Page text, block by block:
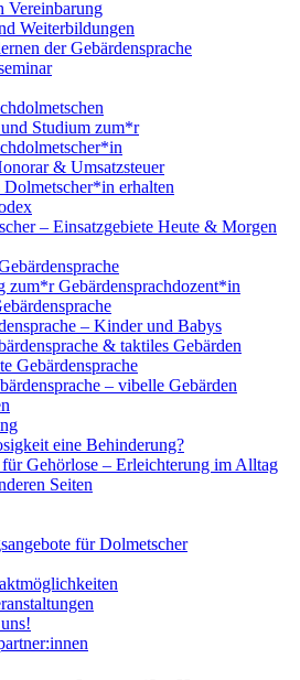
Vereinbarung
Weiterbildungen
der Gebärdensprache
Studium zum*r
& Umsatzsteuer
erhalten
– Einsatzgebiete Heute & Morgen
zum*r Gebärdensprachdozent*in
– Kinder und Babys
& taktiles Gebärden
Gebärdensprache
– vibelle Gebärden
eine Behinderung?
Gehörlose – Erleichterung im Alltag
Seiten
für Dolmetscher